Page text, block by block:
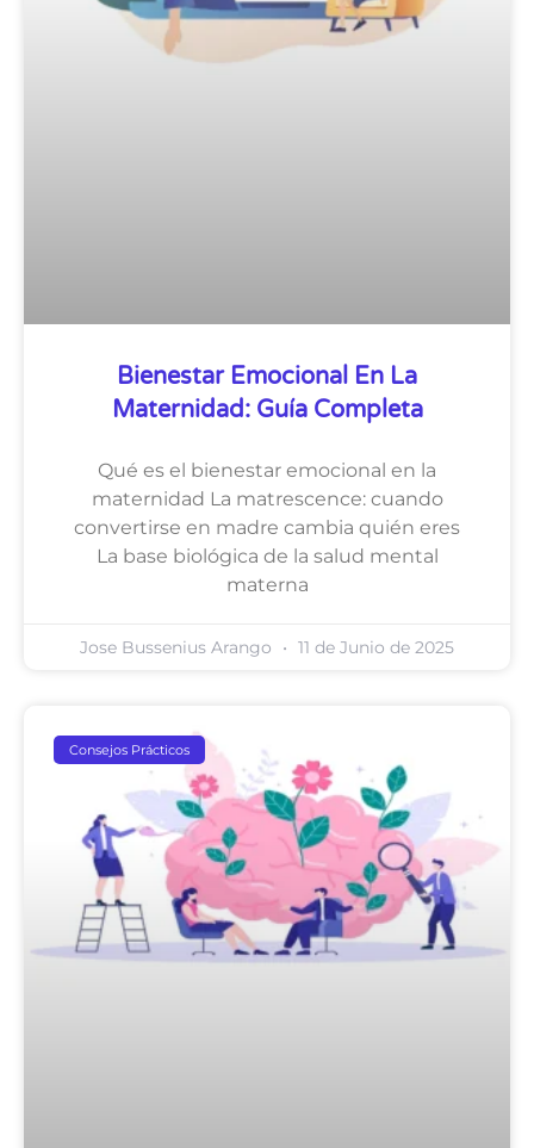
Bienestar Emocional En La
Maternidad: Guía Completa
Qué es el bienestar emocional en la
maternidad La matrescence: cuando
convertirse en madre cambia quién eres
La base biológica de la salud mental
materna
Jose Bussenius Arango 11 de Junio de 2025
Consejos Prácticos